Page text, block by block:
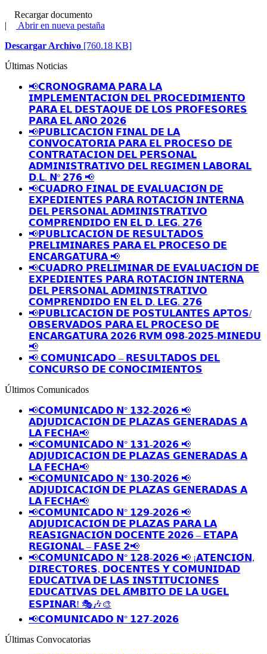
Recargar documento
|
Abrir en nueva pestaña
Descargar Archivo [760.18 KB]
Últimas Noticias
📢𝗖𝗥𝗢𝗡𝗢𝗚𝗥𝗔𝗠𝗔 𝗣𝗔𝗥𝗔 𝗟𝗔
𝗜𝗠𝗣𝗟𝗘𝗠𝗘𝗡𝗧𝗔𝗖𝗜𝗢́𝗡 𝗗𝗘𝗟 𝗣𝗥𝗢𝗖𝗘𝗗𝗜𝗠𝗜𝗘𝗡𝗧𝗢
𝗣𝗔𝗥𝗔 𝗘𝗟 𝗗𝗘𝗦𝗧𝗔𝗤𝗨𝗘 𝗗𝗘 𝗟𝗢𝗦 𝗣𝗥𝗢𝗙𝗘𝗦𝗢𝗥𝗘𝗦
𝗣𝗔𝗥𝗔 𝗘𝗟 𝗔𝗡̃𝗢 𝟮𝟬𝟮𝟲
📢𝗣𝗨𝗕𝗟𝗜𝗖𝗔𝗖𝗜𝗢́𝗡 𝗙𝗜𝗡𝗔𝗟 𝗗𝗘 𝗟𝗔
𝗖𝗢𝗡𝗩𝗢𝗖𝗔𝗧𝗢𝗥𝗜𝗔 𝗣𝗔𝗥𝗔 𝗘𝗟 𝗣𝗥𝗢𝗖𝗘𝗦𝗢 𝗗𝗘
𝗖𝗢𝗡𝗧𝗥𝗔𝗧𝗔𝗖𝗜𝗢𝗡 𝗗𝗘𝗟 𝗣𝗘𝗥𝗦𝗢𝗡𝗔𝗟
𝗔𝗗𝗠𝗜𝗡𝗜𝗦𝗧𝗥𝗔𝗧𝗜𝗩𝗢 𝗗𝗘𝗟 𝗥𝗘𝗚𝗜𝗠𝗘𝗡 𝗟𝗔𝗕𝗢𝗥𝗔𝗟
𝗗.𝗟. 𝗡º 𝟮𝟳𝟲 📢
📢𝗖𝗨𝗔𝗗𝗥𝗢 𝗙𝗜𝗡𝗔𝗟 𝗗𝗘 𝗘𝗩𝗔𝗟𝗨𝗔𝗖𝗜𝗢́𝗡 𝗗𝗘
𝗘𝗫𝗣𝗘𝗗𝗜𝗘𝗡𝗧𝗘𝗦 𝗣𝗔𝗥𝗔 𝗥𝗢𝗧𝗔𝗖𝗜𝗢́𝗡 𝗜𝗡𝗧𝗘𝗥𝗡𝗔
𝗗𝗘𝗟 𝗣𝗘𝗥𝗦𝗢𝗡𝗔𝗟 𝗔𝗗𝗠𝗜𝗡𝗜𝗦𝗧𝗥𝗔𝗧𝗜𝗩𝗢
𝗖𝗢𝗠𝗣𝗥𝗘𝗡𝗗𝗜𝗗𝗢 𝗘𝗡 𝗘𝗟 𝗗. 𝗟𝗘𝗚. 𝟮𝟳𝟲
📢𝗣𝗨𝗕𝗟𝗜𝗖𝗔𝗖𝗜𝗢́𝗡 𝗗𝗘 𝗥𝗘𝗦𝗨𝗟𝗧𝗔𝗗𝗢𝗦
𝗣𝗥𝗘𝗟𝗜𝗠𝗜𝗡𝗔𝗥𝗘𝗦 𝗣𝗔𝗥𝗔 𝗘𝗟 𝗣𝗥𝗢𝗖𝗘𝗦𝗢 𝗗𝗘
𝗘𝗡𝗖𝗔𝗥𝗚𝗔𝗧𝗨𝗥𝗔 📢
📢𝗖𝗨𝗔𝗗𝗥𝗢 𝗣𝗥𝗘𝗟𝗜𝗠𝗜𝗡𝗔𝗥 𝗗𝗘 𝗘𝗩𝗔𝗟𝗨𝗔𝗖𝗜𝗢́𝗡 𝗗𝗘
𝗘𝗫𝗣𝗘𝗗𝗜𝗘𝗡𝗧𝗘𝗦 𝗣𝗔𝗥𝗔 𝗥𝗢𝗧𝗔𝗖𝗜𝗢́𝗡 𝗜𝗡𝗧𝗘𝗥𝗡𝗔
𝗗𝗘𝗟 𝗣𝗘𝗥𝗦𝗢𝗡𝗔𝗟 𝗔𝗗𝗠𝗜𝗡𝗜𝗦𝗧𝗥𝗔𝗧𝗜𝗩𝗢
𝗖𝗢𝗠𝗣𝗥𝗘𝗡𝗗𝗜𝗗𝗢 𝗘𝗡 𝗘𝗟 𝗗. 𝗟𝗘𝗚. 𝟮𝟳𝟲
📢𝗣𝗨𝗕𝗟𝗜𝗖𝗔𝗖𝗜𝗢́𝗡 𝗗𝗘 𝗣𝗢𝗦𝗧𝗨𝗟𝗔𝗡𝗧𝗘𝗦 𝗔𝗣𝗧𝗢𝗦/
𝗢𝗕𝗦𝗘𝗥𝗩𝗔𝗗𝗢𝗦 𝗣𝗔𝗥𝗔 𝗘𝗟 𝗣𝗥𝗢𝗖𝗘𝗦𝗢 𝗗𝗘
𝗘𝗡𝗖𝗔𝗥𝗚𝗔𝗧𝗨𝗥𝗔 𝟮𝟬𝟮𝟲 𝗥𝗩𝗠 𝟬𝟵𝟴-𝟮𝟬𝟮𝟱-𝗠𝗜𝗡𝗘𝗗𝗨
📢
📢 𝗖𝗢𝗠𝗨𝗡𝗜𝗖𝗔𝗗𝗢 – 𝗥𝗘𝗦𝗨𝗟𝗧𝗔𝗗𝗢𝗦 𝗗𝗘𝗟
𝗖𝗢𝗡𝗖𝗨𝗥𝗦𝗢 𝗗𝗘 𝗖𝗢𝗡𝗢𝗖𝗜𝗠𝗜𝗘𝗡𝗧𝗢𝗦
Últimos Comunicados
📢𝗖𝗢𝗠𝗨𝗡𝗜𝗖𝗔𝗗𝗢 𝗡° 𝟭𝟯𝟮-𝟮𝟬𝟮𝟲 📢
𝗔𝗗𝗝𝗨𝗗𝗜𝗖𝗔𝗖𝗜𝗢́𝗡 𝗗𝗘 𝗣𝗟𝗔𝗭𝗔𝗦 𝗚𝗘𝗡𝗘𝗥𝗔𝗗𝗔𝗦 𝗔
𝗟𝗔 𝗙𝗘𝗖𝗛𝗔📢
📢𝗖𝗢𝗠𝗨𝗡𝗜𝗖𝗔𝗗𝗢 𝗡° 𝟭𝟯𝟭-𝟮𝟬𝟮𝟲 📢
𝗔𝗗𝗝𝗨𝗗𝗜𝗖𝗔𝗖𝗜𝗢́𝗡 𝗗𝗘 𝗣𝗟𝗔𝗭𝗔𝗦 𝗚𝗘𝗡𝗘𝗥𝗔𝗗𝗔𝗦 𝗔
𝗟𝗔 𝗙𝗘𝗖𝗛𝗔📢
📢𝗖𝗢𝗠𝗨𝗡𝗜𝗖𝗔𝗗𝗢 𝗡° 𝟭𝟯𝟬-𝟮𝟬𝟮𝟲 📢
𝗔𝗗𝗝𝗨𝗗𝗜𝗖𝗔𝗖𝗜𝗢́𝗡 𝗗𝗘 𝗣𝗟𝗔𝗭𝗔𝗦 𝗚𝗘𝗡𝗘𝗥𝗔𝗗𝗔𝗦 𝗔
𝗟𝗔 𝗙𝗘𝗖𝗛𝗔📢
📢𝗖𝗢𝗠𝗨𝗡𝗜𝗖𝗔𝗗𝗢 𝗡° 𝟭𝟮𝟵-𝟮𝟬𝟮𝟲 📢
𝗔𝗗𝗝𝗨𝗗𝗜𝗖𝗔𝗖𝗜𝗢́𝗡 𝗗𝗘 𝗣𝗟𝗔𝗭𝗔𝗦 𝗣𝗔𝗥𝗔 𝗟𝗔
𝗥𝗘𝗔𝗦𝗜𝗚𝗡𝗔𝗖𝗜𝗢́𝗡 𝗗𝗢𝗖𝗘𝗡𝗧𝗘 𝟮𝟬𝟮𝟲 – 𝗘𝗧𝗔𝗣𝗔
𝗥𝗘𝗚𝗜𝗢𝗡𝗔𝗟 – 𝗙𝗔𝗦𝗘 𝟮📢
📢𝗖𝗢𝗠𝗨𝗡𝗜𝗖𝗔𝗗𝗢 𝗡° 𝟭𝟮𝟴-𝟮𝟬𝟮𝟲 📢 ¡𝗔𝗧𝗘𝗡𝗖𝗜𝗢́𝗡,
𝗗𝗜𝗥𝗘𝗖𝗧𝗢𝗥𝗘𝗦, 𝗗𝗢𝗖𝗘𝗡𝗧𝗘𝗦 𝗬 𝗖𝗢𝗠𝗨𝗡𝗜𝗗𝗔𝗗
𝗘𝗗𝗨𝗖𝗔𝗧𝗜𝗩𝗔 𝗗𝗘 𝗟𝗔𝗦 𝗜𝗡𝗦𝗧𝗜𝗧𝗨𝗖𝗜𝗢𝗡𝗘𝗦
𝗘𝗗𝗨𝗖𝗔𝗧𝗜𝗩𝗔𝗦 𝗗𝗘𝗟 𝗔́𝗠𝗕𝗜𝗧𝗢 𝗗𝗘 𝗟𝗔 𝗨𝗚𝗘𝗟
𝗘𝗦𝗣𝗜𝗡𝗔𝗥! 🎭🎶🎨
📢𝗖𝗢𝗠𝗨𝗡𝗜𝗖𝗔𝗗𝗢 𝗡° 𝟭𝟮𝟳-𝟮𝟬𝟮𝟲
Últimas Convocatorias